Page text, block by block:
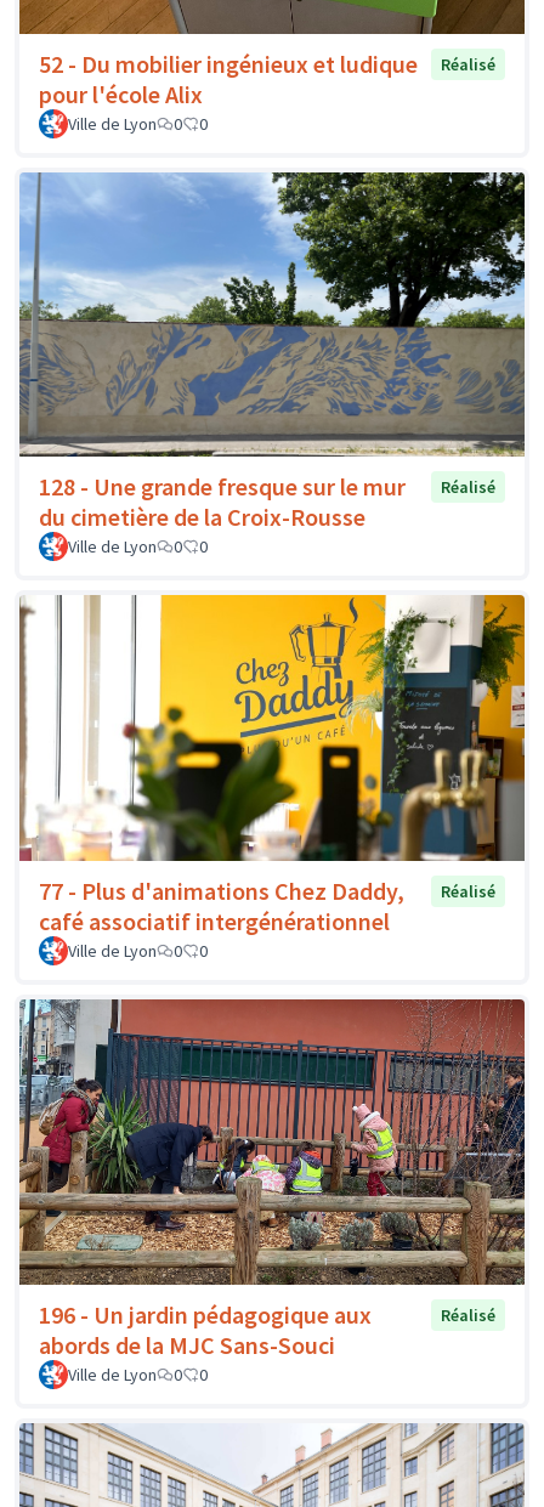
52 - Du mobilier ingénieux et ludique
pour l'école Alix
Réalisé
Ville de Lyon 0 0
128 - Une grande fresque sur le mur
du cimetière de la Croix-Rousse
Réalisé
Ville de Lyon 0 0
77 - Plus d'animations Chez Daddy,
café associatif intergénérationnel
Réalisé
Ville de Lyon 0 0
196 - Un jardin pédagogique aux
abords de la MJC Sans-Souci
Réalisé
Ville de Lyon 0 0